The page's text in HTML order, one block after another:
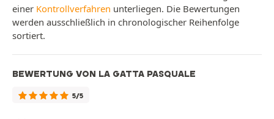
einer Kontrollverfahren unterliegen. Die Bewertungen
werden ausschließlich in chronologischer Reihenfolge
sortiert.
BEWERTUNG VON LA GATTA PASQUALE
5/5